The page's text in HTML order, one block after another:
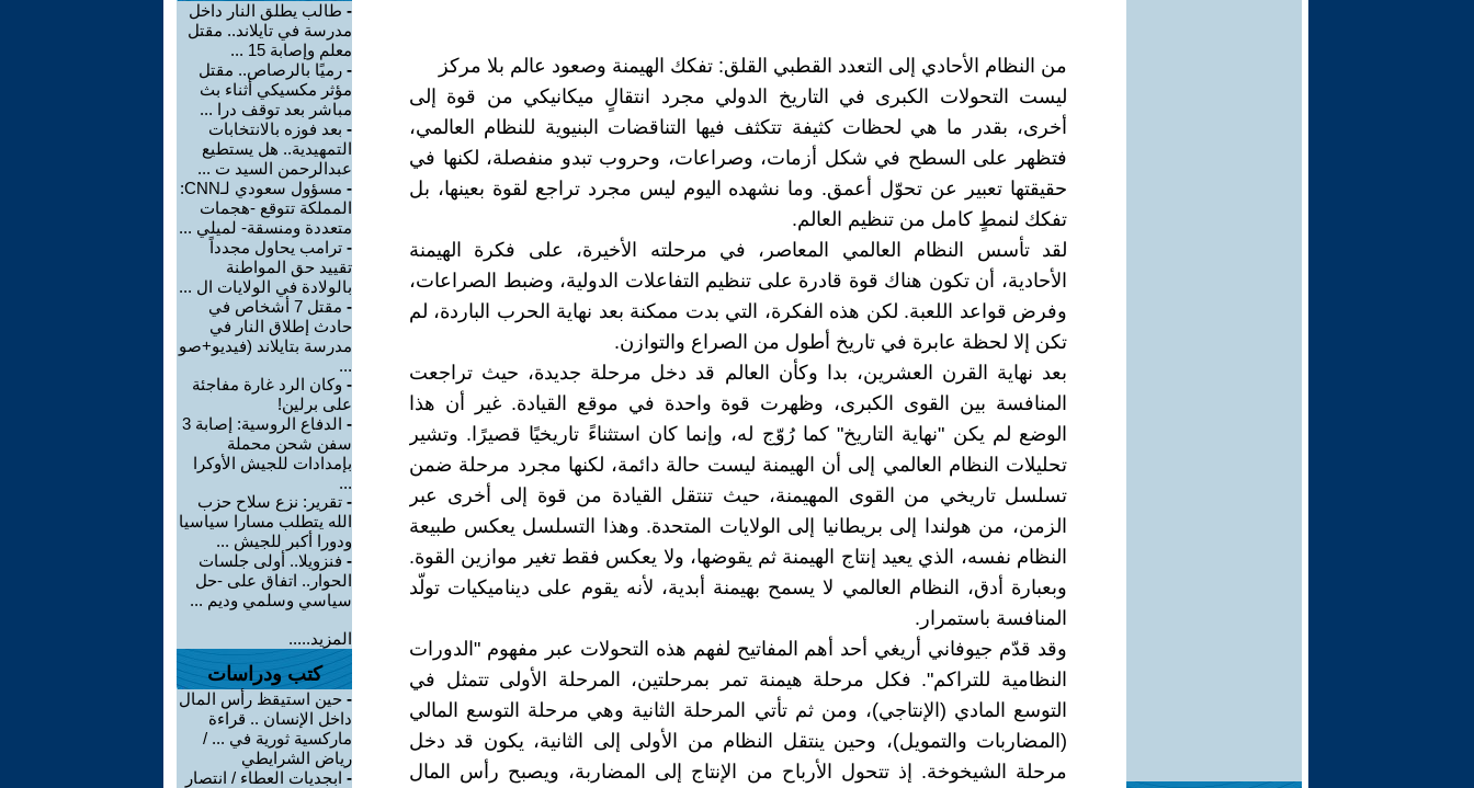
من النظام الأحادي إلى التعدد القطبي القلق: تفكك الهيمنة وصعود عالم بلا مركز
ليست التحولات الكبرى في التاريخ الدولي مجرد انتقالٍ ميكانيكي من قوة إلى
أخرى، بقدر ما هي لحظات كثيفة تتكثف فيها التناقضات البنيوية للنظام العالمي،
فتظهر على السطح في شكل أزمات، وصراعات، وحروب تبدو منفصلة، لكنها في
حقيقتها تعبير عن تحوّل أعمق. وما نشهده اليوم ليس مجرد تراجع لقوة بعينها، بل
تفكك لنمطٍ كامل من تنظيم العالم.
لقد تأسس النظام العالمي المعاصر، في مرحلته الأخيرة، على فكرة الهيمنة
الأحادية، أن تكون هناك قوة قادرة على تنظيم التفاعلات الدولية، وضبط الصراعات،
وفرض قواعد اللعبة. لكن هذه الفكرة، التي بدت ممكنة بعد نهاية الحرب الباردة، لم
تكن إلا لحظة عابرة في تاريخ أطول من الصراع والتوازن.
بعد نهاية القرن العشرين، بدا وكأن العالم قد دخل مرحلة جديدة، حيث تراجعت
المنافسة بين القوى الكبرى، وظهرت قوة واحدة في موقع القيادة. غير أن هذا
الوضع لم يكن "نهاية التاريخ" كما رُوّج له، وإنما كان استثناءً تاريخيًا قصيرًا. وتشير
تحليلات النظام العالمي إلى أن الهيمنة ليست حالة دائمة، لكنها مجرد مرحلة ضمن
تسلسل تاريخي من القوى المهيمنة، حيث تنتقل القيادة من قوة إلى أخرى عبر
الزمن، من هولندا إلى بريطانيا إلى الولايات المتحدة. وهذا التسلسل يعكس طبيعة
النظام نفسه، الذي يعيد إنتاج الهيمنة ثم يقوضها، ولا يعكس فقط تغير موازين القوة.
وبعبارة أدق، النظام العالمي لا يسمح بهيمنة أبدية، لأنه يقوم على ديناميكيات تولّد
المنافسة باستمرار.
وقد قدّم جيوفاني أريغي أحد أهم المفاتيح لفهم هذه التحولات عبر مفهوم "الدورات
النظامية للتراكم". فكل مرحلة هيمنة تمر بمرحلتين، المرحلة الأولى تتمثل في
التوسع المادي (الإنتاجي)، ومن ثم تأتي المرحلة الثانية وهي مرحلة التوسع المالي
(المضاربات والتمويل)، وحين ينتقل النظام من الأولى إلى الثانية، يكون قد دخل
مرحلة الشيخوخة. إذ تتحول الأرباح من الإنتاج إلى المضاربة، ويصبح رأس المال
- طالب يطلق النار داخل
مدرسة في تايلاند.. مقتل
معلم وإصابة 15 ...
- رميًا بالرصاص.. مقتل
مؤثر مكسيكي أثناء بث
مباشر بعد توقف درا ...
- بعد فوزه بالانتخابات
التمهيدية.. هل يستطيع
عبدالرحمن السيد ت ...
-
مسؤول سعودي لـCNN:
المملكة تتوقع -هجمات
متعددة ومنسقة- لميلي ...
- ترامب يحاول مجدداً
تقييد حق المواطنة
بالولادة في الولايات ال ...
-
مقتل 7 أشخاص في
حادث إطلاق النار في
مدرسة بتايلاند (فيديو+صو
...
- وكان الرد غارة مفاجئة
على برلين!
-
الدفاع الروسية: إصابة 3
سفن شحن محملة
بإمدادات للجيش الأوكرا
...
- تقرير: نزع سلاح حزب
الله يتطلب مسارا سياسيا
ودورا أكبر للجيش ...
- فنزويلا.. أولى جلسات
الحوار.. اتفاق على -حل
سياسي وسلمي وديم ...
المزيد.....
كتب ودراسات
- حين استيقظ رأس المال
داخل الإنسان .. قراءة
ماركسية ثورية في ... /
رياض الشرايطي
- ابجديات العطاء / انتصار